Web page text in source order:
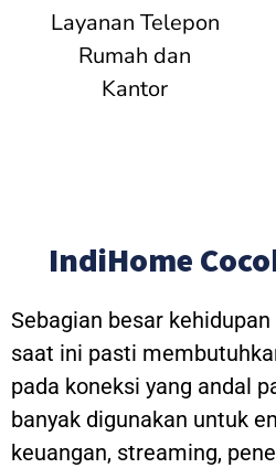
Layanan Telepon
Rumah dan
Kantor
IndiHome
Sebagian besar
saat ini pasti
pada koneksi yang andal
banyak digunakan untuk
keuangan, streaming,